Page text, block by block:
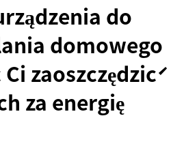
do
domowego
zaoszczędzić
za energię